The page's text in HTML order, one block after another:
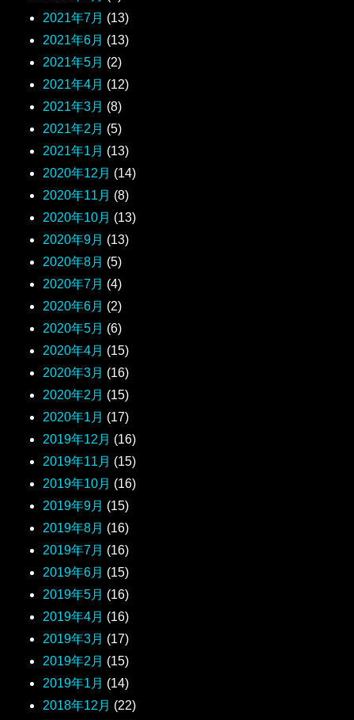
2021年7月 (13)
2021年6月 (13)
2021年5月 (2)
2021年4月 (12)
2021年3月 (8)
2021年2月 (5)
2021年1月 (13)
2020年12月 (14)
2020年11月 (8)
2020年10月 (13)
2020年9月 (13)
2020年8月 (5)
2020年7月 (4)
2020年6月 (2)
2020年5月 (6)
2020年4月 (15)
2020年3月 (16)
2020年2月 (15)
2020年1月 (17)
2019年12月 (16)
2019年11月 (15)
2019年10月 (16)
2019年9月 (15)
2019年8月 (16)
2019年7月 (16)
2019年6月 (15)
2019年5月 (16)
2019年4月 (16)
2019年3月 (17)
2019年2月 (15)
2019年1月 (14)
2018年12月 (22)